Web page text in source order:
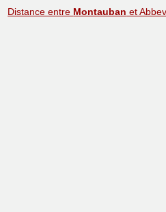
Distance entre Montauban et